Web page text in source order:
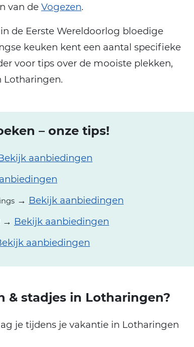
van de Vogezen.
de Eerste Wereldoorlog bloedige
keuken kent een aantal specifieke
voor tips over de mooiste plekken,
Lotharingen.
– onze tips!
aanbiedingen
→ Bekijk aanbiedingen
→ Bekijk aanbiedingen
aanbiedingen
& stadjes in Lotharingen?
je tijdens je vakantie in Lotharingen